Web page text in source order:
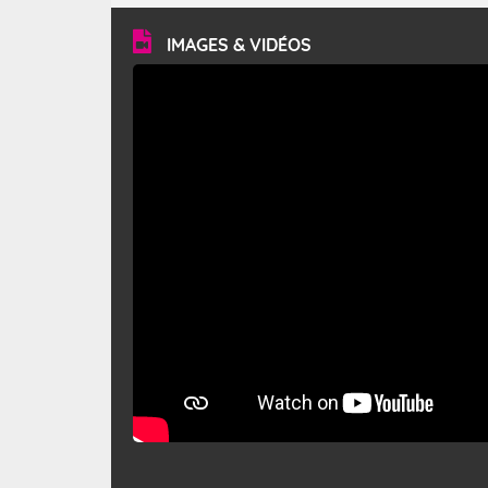
vitesse moyenne de 50 km/h et atteindre 80 à 100 km/h
en rafales, parfois davantage. Il parcourt la basse vallée
du Rhône et la Provence et envahit le littoral
méditerranéen à partir de la Camargue.
IMAGES & VIDÉOS